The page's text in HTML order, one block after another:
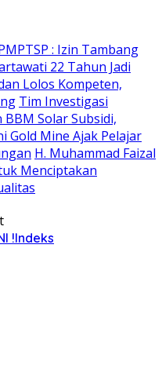
: Izin Tambang
22 Tahun Jadi
Lolos Kompeten,
Tim Investigasi
Solar Subsidi,
Gold Mine Ajak Pelajar
H. Muhammad Faizal
Menciptakan
!Indeks